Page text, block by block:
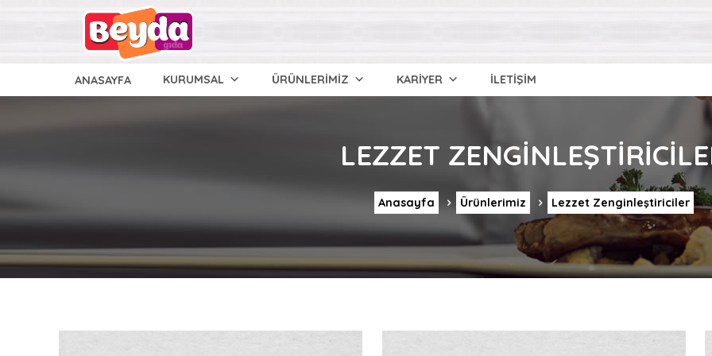
ANASAYFA KURUMSAL ÜRÜNLERİMİZ KARİYER İLETİŞİM
LEZZET
Anasayfa Ürünlerimiz Lezzet Zenginleştiriciler